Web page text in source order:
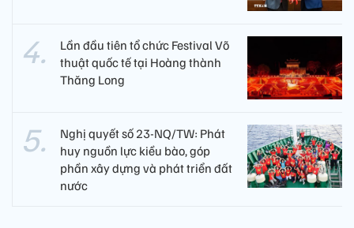
Lần đầu tiên tổ chức Festival Võ
thuật quốc tế tại Hoàng thành
Thăng Long
Nghị quyết số 23-NQ/TW: Phát
huy nguồn lực kiều bào, góp
phần xây dựng và phát triển đất
nước